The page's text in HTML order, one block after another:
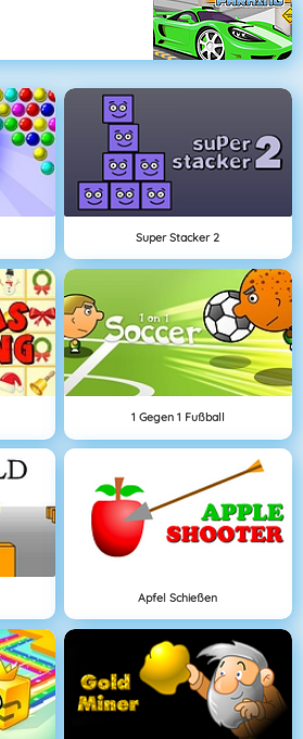
Super Stacker 2
1 Gegen 1 Fußball
Apfel Schießen